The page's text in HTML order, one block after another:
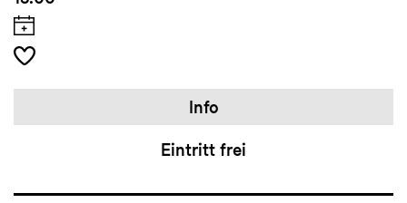
Info
Eintritt frei